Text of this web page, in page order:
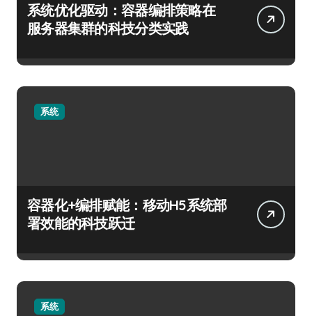
系统优化驱动：容器编排策略在
服务器集群的科技分类实践
系统
容器化+编排赋能：移动H5系统部
署效能的科技跃迁
系统